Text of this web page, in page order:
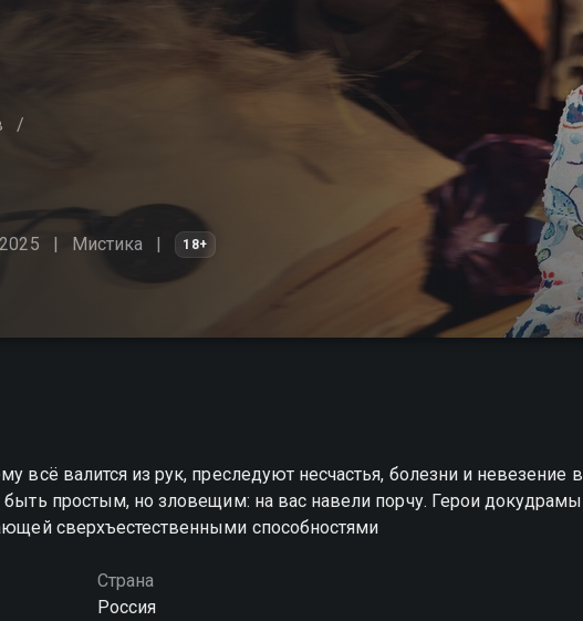
/
Мистика 18+
всё валится из рук, преследуют несчастья, болезни и невезение в
простым, но зловещим: на вас навели порчу. Герои докудрамы
сверхъестественными способностями
Страна
Россия